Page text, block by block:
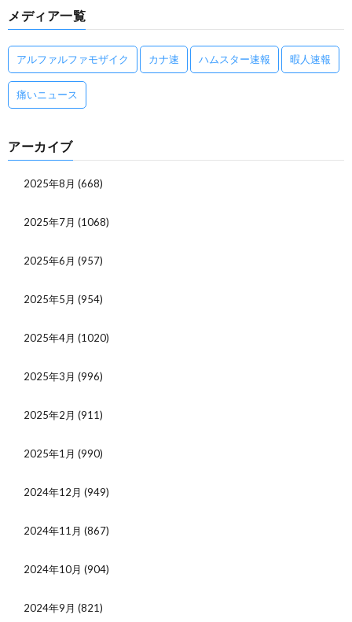
メディア一覧
アルファルファモザイク カナ速 ハムスター速報 暇人速報
痛いニュース
アーカイブ
2025年8月 (668)
2025年7月 (1068)
2025年6月 (957)
2025年5月 (954)
2025年4月 (1020)
2025年3月 (996)
2025年2月 (911)
2025年1月 (990)
2024年12月 (949)
2024年11月 (867)
2024年10月 (904)
2024年9月 (821)